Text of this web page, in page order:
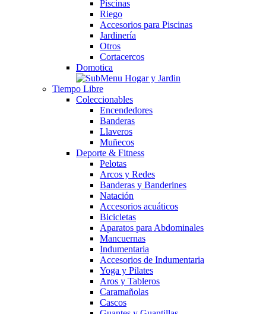
Piscinas
Riego
Accesorios para Piscinas
Jardinería
Otros
Cortacercos
Domotica
Tiempo Libre
Coleccionables
Encendedores
Banderas
Llaveros
Muñecos
Deporte & Fitness
Pelotas
Arcos y Redes
Banderas y Banderines
Natación
Accesorios acuáticos
Bicicletas
Aparatos para Abdominales
Mancuernas
Indumentaria
Accesorios de Indumentaria
Yoga y Pilates
Aros y Tableros
Caramañolas
Cascos